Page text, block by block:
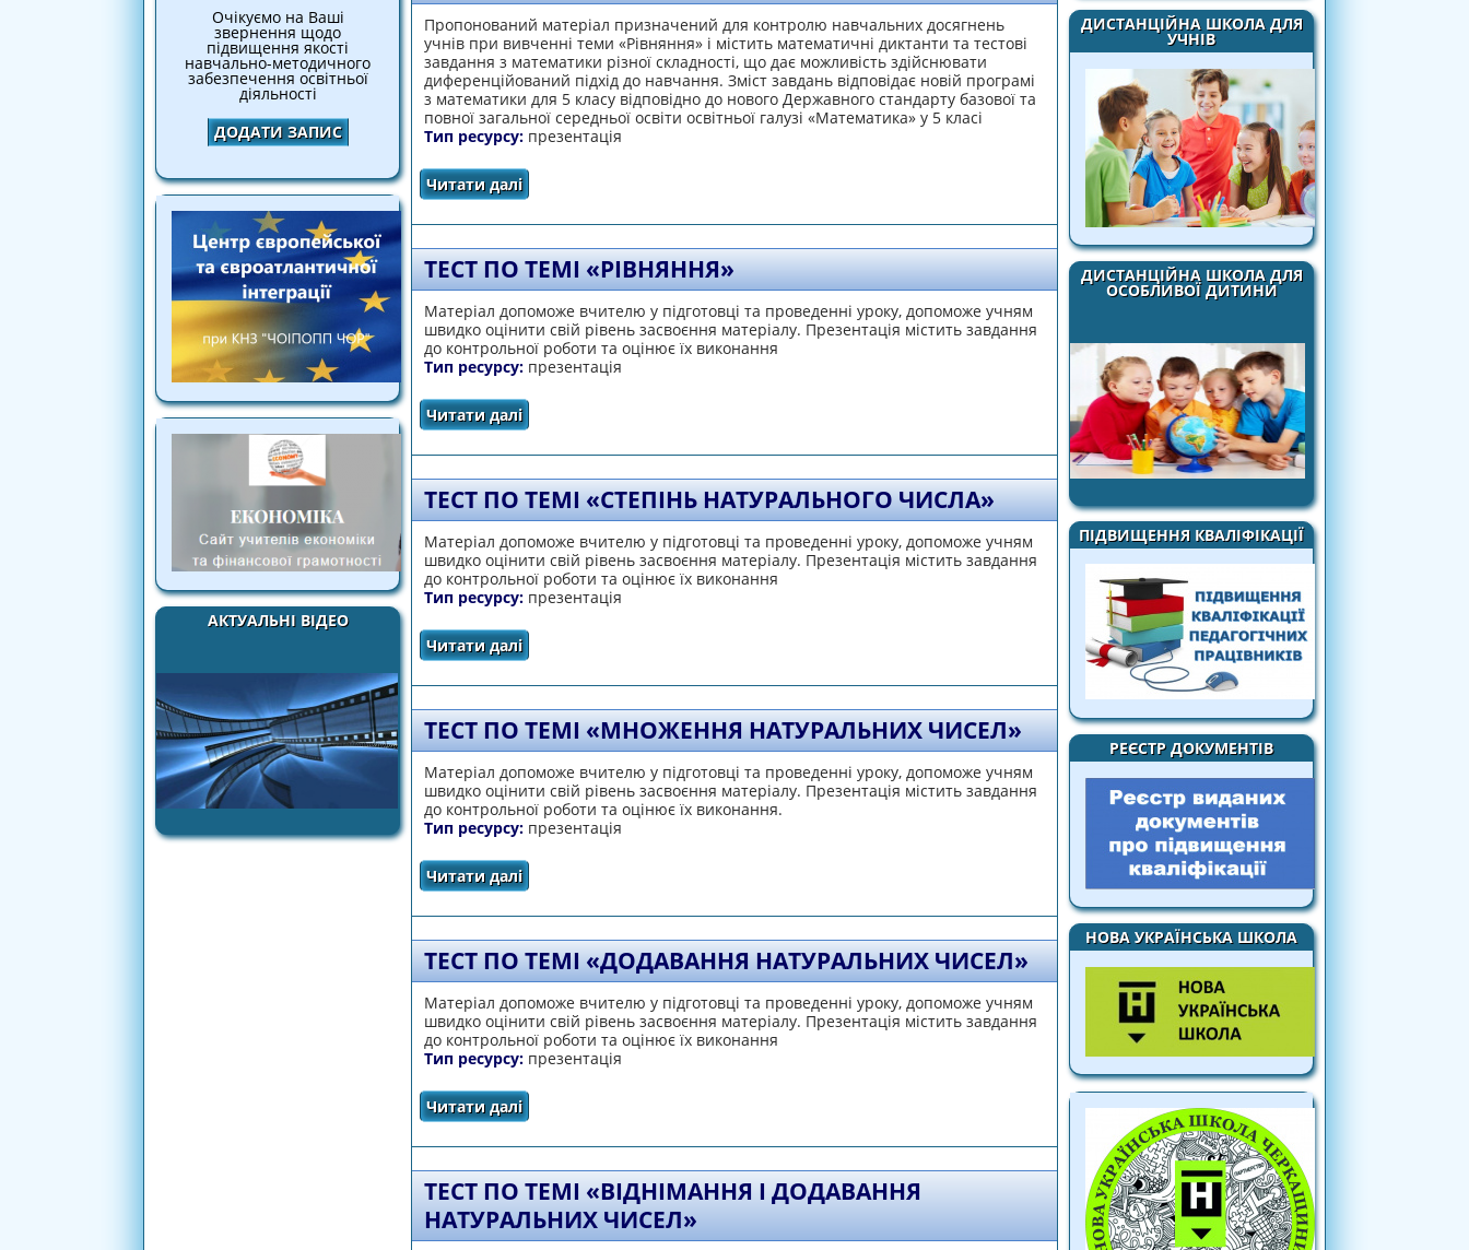
Очікуємо на Ваші
звернення щодо
підвищення якості
навчально-методичного
забезпечення освітньої
діяльності
ДОДАТИ ЗАПИС
АКТУАЛЬНІ ВІДЕО
ДИСТАНЦІЙНА ШКОЛА ДЛЯ
УЧНІВ
ДИСТАНЦІЙНА ШКОЛА ДЛЯ
ОСОБЛИВОЇ ДИТИНИ
ПІДВИЩЕННЯ КВАЛІФІКАЦІЇ
РЕЄСТР ДОКУМЕНТІВ
НОВА УКРАЇНСЬКА ШКОЛА
Пропонований матеріал призначений для контролю навчальних досягнень
учнів при вивченні теми «Рівняння» і містить математичні диктанти та тестові
завдання з математики різної складності, що дає можливість здійснювати
диференційований підхід до навчання. Зміст завдань відповідає новій програмі
з математики для 5 класу відповідно до нового Державного стандарту базової та
повної загальної середньої освіти освітньої галузі «Математика» у 5 класі
Тип ресурсу: презентація
Читати даліпро Математика. Рівняння
ТЕСТ ПО ТЕМІ «РІВНЯННЯ»
Матеріал допоможе вчителю у підготовці та проведенні уроку, допоможе учням
швидко оцінити свій рівень засвоєння матеріалу. Презентація містить завдання
до контрольної роботи та оцінює їх виконання
Тип ресурсу: презентація
Читати даліпро Тест по темі «Рівняння»
ТЕСТ ПО ТЕМІ «СТЕПІНЬ НАТУРАЛЬНОГО ЧИСЛА»
Матеріал допоможе вчителю у підготовці та проведенні уроку, допоможе учням
швидко оцінити свій рівень засвоєння матеріалу. Презентація містить завдання
до контрольної роботи та оцінює їх виконання
Тип ресурсу: презентація
Читати даліпро Тест по темі «Степінь натурального числа»
ТЕСТ ПО ТЕМІ «МНОЖЕННЯ НАТУРАЛЬНИХ ЧИСЕЛ»
Матеріал допоможе вчителю у підготовці та проведенні уроку, допоможе учням
швидко оцінити свій рівень засвоєння матеріалу. Презентація містить завдання
до контрольної роботи та оцінює їх виконання.
Тип ресурсу: презентація
Читати даліпро Тест по темі «Множення натуральних чисел»
ТЕСТ ПО ТЕМІ «ДОДАВАННЯ НАТУРАЛЬНИХ ЧИСЕЛ»
Матеріал допоможе вчителю у підготовці та проведенні уроку, допоможе учням
швидко оцінити свій рівень засвоєння матеріалу. Презентація містить завдання
до контрольної роботи та оцінює їх виконання
Тип ресурсу: презентація
Читати даліпро Тест по темі «Додавання натуральних чисел»
ТЕСТ ПО ТЕМІ «ВІДНІМАННЯ І ДОДАВАННЯ
НАТУРАЛЬНИХ ЧИСЕЛ»